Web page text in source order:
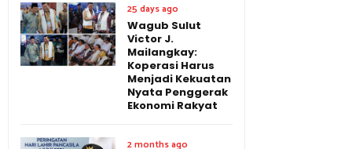
25 days ago
Wagub Sulut
Victor J.
Mailangkay:
Koperasi Harus
Menjadi Kekuatan
Nyata Penggerak
Ekonomi Rakyat
2 months ago